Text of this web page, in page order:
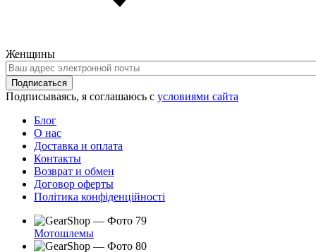
Женщины
Ваш
адрес
электронной
почты
Подписаться
Подписываясь, я соглашаюсь с условиями сайта
Блог
О нас
Доставка и оплата
Контакты
Возврат и обмен
Договор оферты
Політика конфіденційності
Мотошлемы